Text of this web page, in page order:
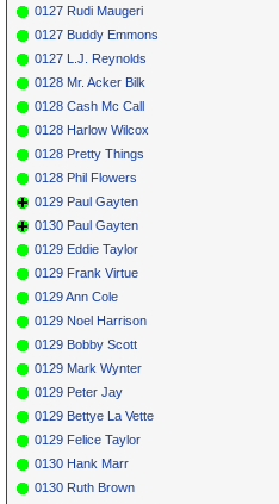
0127 Rudi Maugeri
0127 Buddy Emmons
0127 L.J. Reynolds
0128 Mr. Acker Bilk
0128 Cash Mc Call
0128 Harlow Wilcox
0128 Pretty Things
0128 Phil Flowers
0129 Paul Gayten
0130 Paul Gayten
0129 Eddie Taylor
0129 Frank Virtue
0129 Ann Cole
0129 Noel Harrison
0129 Bobby Scott
0129 Mark Wynter
0129 Peter Jay
0129 Bettye La Vette
0129 Felice Taylor
0130 Hank Marr
0130 Ruth Brown